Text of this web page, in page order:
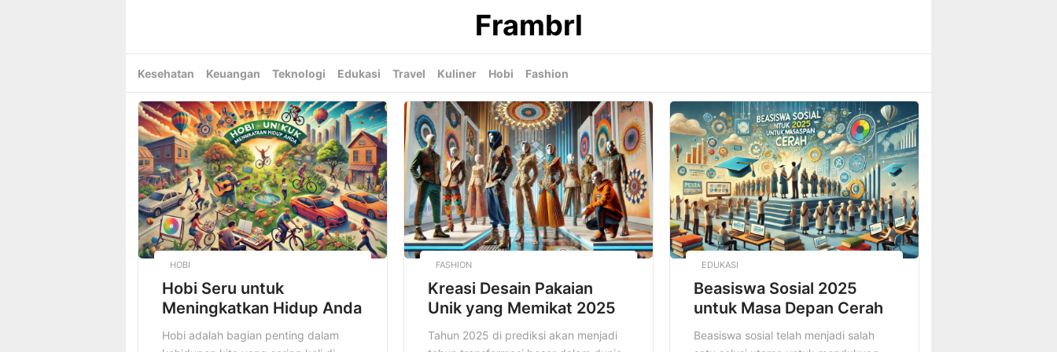
Frambrl
Kesehatan Keuangan Teknologi Edukasi Travel Kuliner Hobi Fashion
HOBI
Hobi Seru untuk
Meningkatkan Hidup Anda
Hobi adalah bagian penting dalam
FASHION
Kreasi Desain Pakaian
Unik yang Memikat 2025
Tahun 2025 di prediksi akan menjadi
EDUKASI
Beasiswa Sosial 2025
untuk Masa Depan Cerah
Beasiswa sosial telah menjadi salah